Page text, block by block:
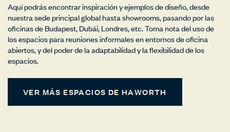
Aquí podrás encontrar inspiración y ejemplos de diseño, desde
nuestra sede principal global hasta showrooms, pasando por las
oficinas de Budapest, Dubái, Londres, etc. Toma nota del uso de
los espacios para reuniones informales en entornos de oficina
abiertos, y del poder de la adaptabilidad y la flexibilidad de los
espacios.
VER MÁS ESPACIOS DE HAWORTH